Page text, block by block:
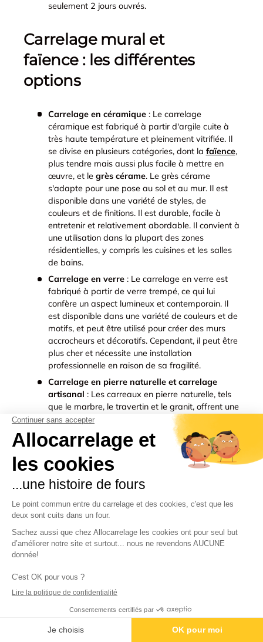
seulement 2 jours ouvrés.
Carrelage mural et
faïence : les différentes
options
Carrelage en céramique: Le carrelage
céramique est fabriqué à partir d'argile cuite à
très haute température et pleinement vitrifiée. Il
se divise en plusieurs catégories, dont la faïence,
plus tendre mais aussi plus facile à mettre en
œuvre, et le grès cérame. Le grès cérame
s'adapte pour une pose au sol et au mur. Il est
disponible dans une variété de styles, de
couleurs et de finitions. Il est durable, facile à
entretenir et relativement abordable. Il convient à
une utilisation dans la plupart des zones
résidentielles, y compris les cuisines et les salles
de bains.
Carrelage en verre: Le carrelage en verre est
fabriqué à partir de verre trempé, ce qui lui
confère un aspect lumineux et contemporain. Il
est disponible dans une variété de couleurs et de
motifs, et peut être utilisé pour créer des murs
accrocheurs et décoratifs. Cependant, il peut être
plus cher et nécessite une installation
professionnelle en raison de sa fragilité.
Carrelage en pierre naturelle et carrelage
artisanal : Les carreaux en pierre naturelle, tels
que le marbre, le travertin et le granit, offrent une
beauté naturelle et une variété de motifs
uniques. Ils sont durables et peuvent ajouter une
touche d'élégance à n'importe quelle pièce.
Cependant, ils sont souvent plus chers que les
autres types de carrelage et nécessitent un
entretien régulier pour préserver leur apparence.
(carreaux ciment,zellige …) dont l’aspect unique
et irrégulier est souvent contrebalancé par un
coût de fabrication plutôt élevé et un produit
plutôt délicat et moins résistant.
mosaïque
matériaux, assemblés pour former un motif, une
image, ou simplement pour appliquer une
variante plus décorative à un carrelage existant
posé au sol ou au mur. Ainsi, si par exemple vous